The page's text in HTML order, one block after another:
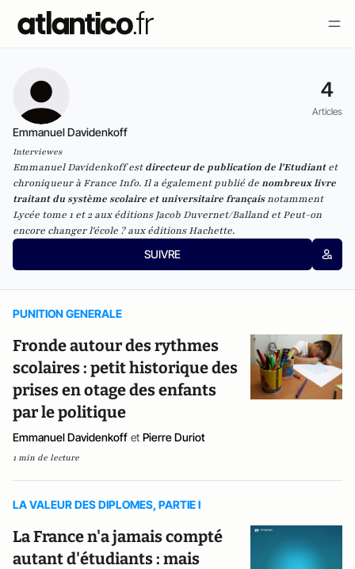
4
Articles
Emmanuel Davidenkoff
Interviewes
Emmanuel Davidenkoff estdirecteur de publication del'Etudiantet
chroniqueur à France Info. Il a également publié denombreux livre
traitant du système scolaire et universitaire françaisnotamment
Lycée tome 1 et 2 aux éditions Jacob Duvernet/Balland etPeut-on
encore changer l'école ?aux éditions Hachette.
SUIVRE
PUNITION GENERALE
Fronde autour des rythmes
scolaires : petit historique des
prises en otage des enfants
par le politique
Emmanuel Davidenkoff et Pierre Duriot
1 min de lecture
LA VALEUR DES DIPLOMES, PARTIE I
La France n'a jamais compté
autant d'étudiants : mais